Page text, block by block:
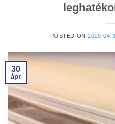
POSTED ON2019-04-
30
ápr